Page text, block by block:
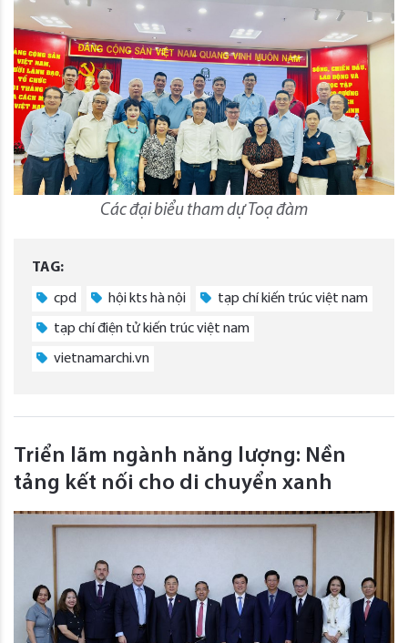
Các đại biểu tham dự Toạ đàm
TAG:
cpd hội kts hà nội tạp chí kiến trúc việt nam
tạp chí điện tử kiến trúc việt nam
vietnamarchi.vn
Triển lãm ngành năng lượng: Nền
tảng kết nối cho di chuyển xanh